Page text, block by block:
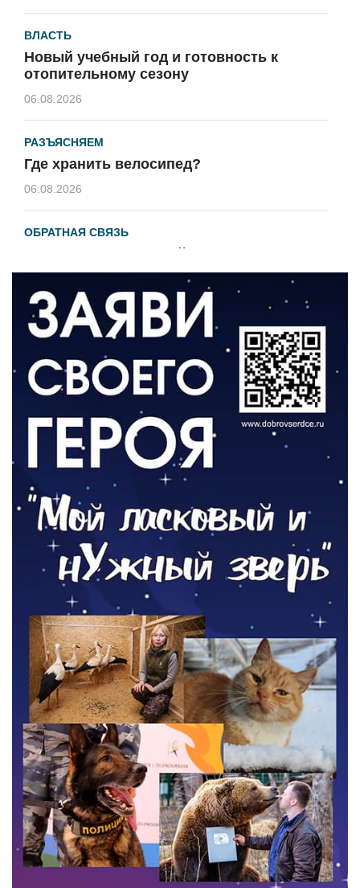
ВЛАСТЬ
Новый учебный год и готовность к
отопительному сезону
06.08.2026
РАЗЪЯСНЯЕМ
Где хранить велосипед?
06.08.2026
ОБРАТНАЯ СВЯЗЬ
Администрация онлайн
ВЛАСТЬ
День памяти и «Симфония народов»
06.08.2026
Новый настил на экотропе
05.08.2026